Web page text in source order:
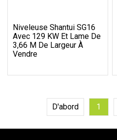
Niveleuse Shantui SG16
Avec 129 KW Et Lame De
3,66 M De Largeur À
Vendre
D'abord 1